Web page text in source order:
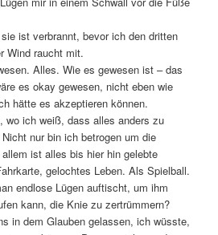
ist verbrannt, bevor ich den dritten
Wind raucht mit.
Alles. Wie es gewesen ist – das
es okay gewesen, nicht eben wie
hätte es akzeptieren können.
wo ich weiß, dass alles anders zu
nur bin ich betrogen um die
ist alles bis hier hin gelebte
gelochtes Leben. Als Spielball.
endlose Lügen auftischt, um ihm
kann, die Knie zu zertrümmern?
in dem Glauben gelassen, ich wüsste,